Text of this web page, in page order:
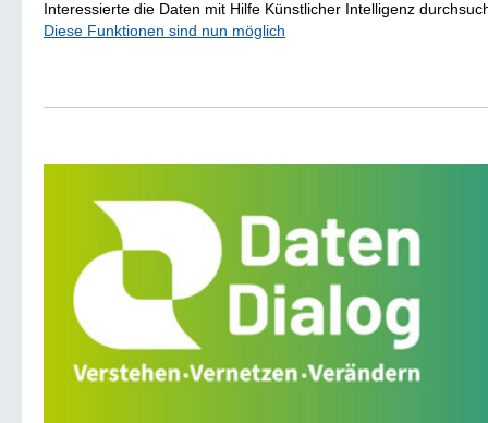
Interessierte die Daten mit Hilfe Künstlicher Intelligenz
Diese Funktionen sind nun möglich